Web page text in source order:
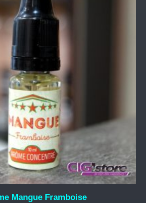
Mangue Framboise